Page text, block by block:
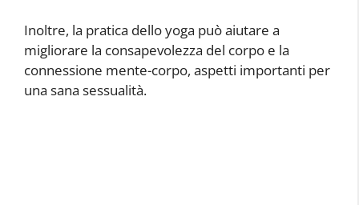
Inoltre, la pratica dello yoga può aiutare a
migliorare la consapevolezza del corpo e la
connessione mente-corpo, aspetti importanti per
una sana sessualità.